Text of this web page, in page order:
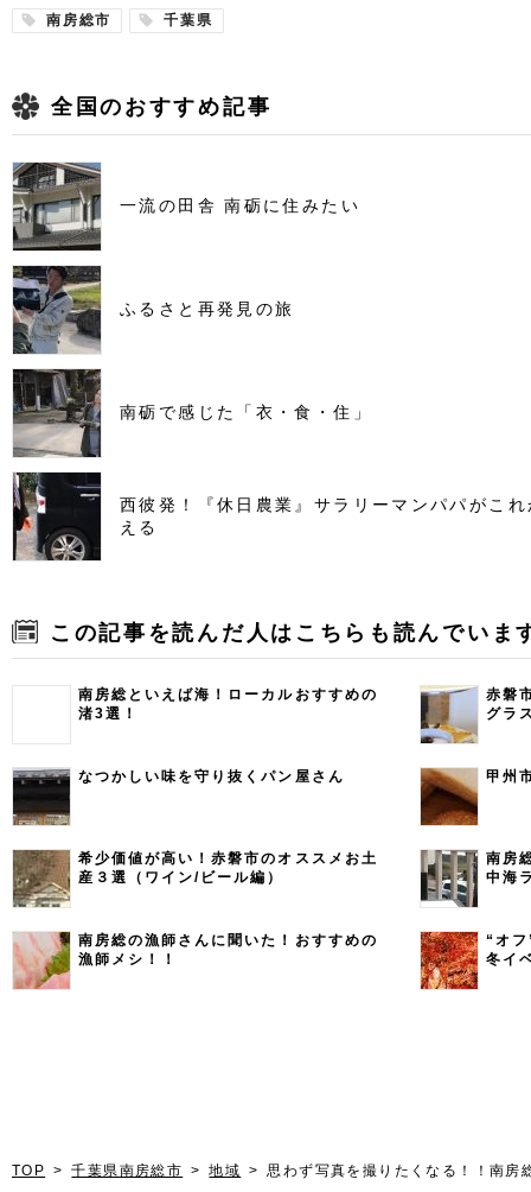
南房総市 千葉県
全国のおすすめ記事
一流の田舎 南砺に住みたい
ふるさと再発見の旅
南砺で感じた「衣・食・住」
西彼発！『休日農業』サラリーマンパパがこ
える
この記事を読んだ人はこちらも読んでいま
南房総といえば海！ローカルおすすめの
渚3選！
赤磐
グラ
なつかしい味を守り抜くパン屋さん 甲州
希少価値が高い！赤磐市のオススメお土
産３選（ワイン/ビール編）
南房
中海
南房総の漁師さんに聞いた！おすすめの
漁師メシ！！
“オ
冬イ
TOP 千葉県南房総市 地域 思わず写真を撮りたくなる！！南房